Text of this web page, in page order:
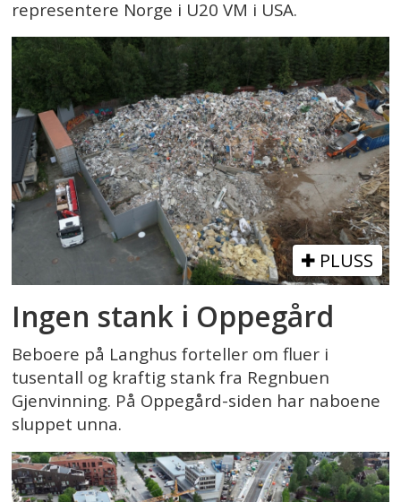
representere Norge i U20 VM i USA.
PLUSS
Ingen stank i Oppegård
Beboere på Langhus forteller om fluer i
tusentall og kraftig stank fra Regnbuen
Gjenvinning. På Oppegård-siden har naboene
sluppet unna.